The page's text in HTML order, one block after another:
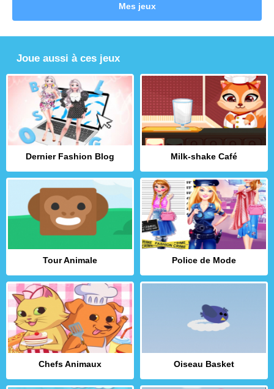
Mes jeux
Joue aussi à ces jeux
Dernier Fashion Blog Milk-shake Café
Tour Animale Police de Mode
Chefs Animaux Oiseau Basket